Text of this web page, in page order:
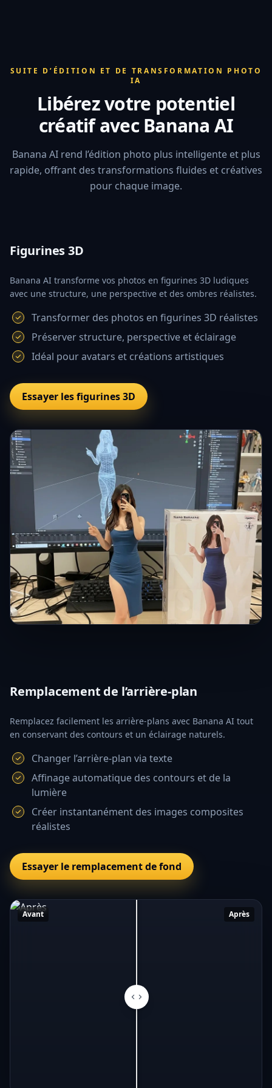
SUITE D’ÉDITION ET DE TRANSFORMATION PHOTO
IA
Libérez votre potentiel
créatif avec Banana AI
Banana AI rend l’édition photo plus intelligente et plus
rapide, offrant des transformations fluides et créatives
pour chaque image.
Figurines 3D
Banana AI transforme vos photos en figurines 3D ludiques
avec une structure, une perspective et des ombres réalistes.
Transformer des photos en figurines 3D réalistes
Préserver structure, perspective et éclairage
Idéal pour avatars et créations artistiques
Essayer les figurines 3D
Remplacement de l’arrière-plan
Remplacez facilement les arrière-plans avec Banana AI tout
en conservant des contours et un éclairage naturels.
Changer l’arrière-plan via texte
Affinage automatique des contours et de la
lumière
Créer instantanément des images composites
réalistes
Essayer le remplacement de fond
Avant Après